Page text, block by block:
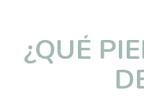
¿QUÉ